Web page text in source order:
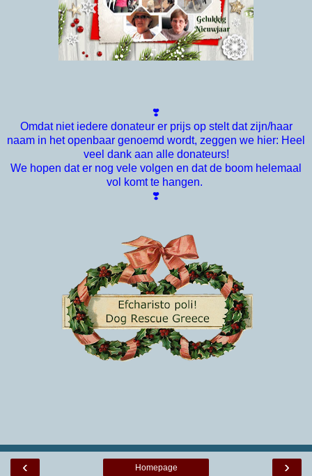
❣️
Omdat niet iedere donateur er prijs op stelt dat zijn/haar
naam in het openbaar genoemd wordt, zeggen we hier: Heel
veel dank aan alle donateurs!
We hopen dat er nog vele volgen en dat de boom helemaal
vol komt te hangen.
❣️
‹ ›
Homepage